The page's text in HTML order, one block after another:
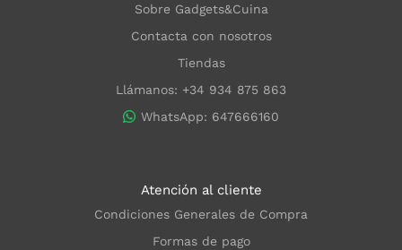
Sobre Gadgets&Cuina
Contacta con nosotros
Tiendas
Llámanos: +34 934 875 863
WhatsApp: 647666160
Atención al cliente
Condiciones Generales de Compra
Formas de pago